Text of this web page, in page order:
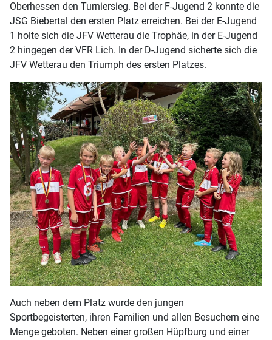
Oberhessen den Turniersieg. Bei der F-Jugend 2 konnte die
JSG Biebertal den ersten Platz erreichen. Bei der E-Jugend
1 holte sich die JFV Wetterau die Trophäe, in der E-Jugend
2 hingegen der VFR Lich. In der D-Jugend sicherte sich die
JFV Wetterau den Triumph des ersten Platzes.
Auch neben dem Platz wurde den jungen
Sportbegeisterten, ihren Familien und allen Besuchern eine
Menge geboten. Neben einer großen Hüpfburg und einer